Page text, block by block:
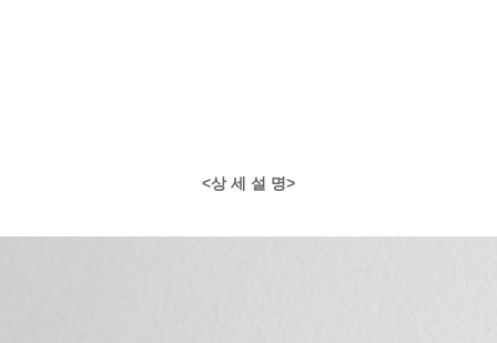
<상 세 설 명>